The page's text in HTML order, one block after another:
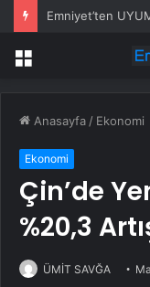
Emniyet’ten
Menü
Anasayfa / Ekonomi
Ekonomi
Çin’de
%20,3
ÜMİT SAVĞA